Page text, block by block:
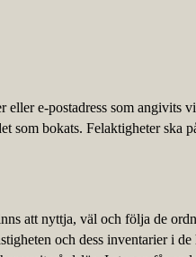
eller e-postadress som angivits
som bokats. Felaktigheter ska
att nyttja, väl och följa de
och dess inventarier i